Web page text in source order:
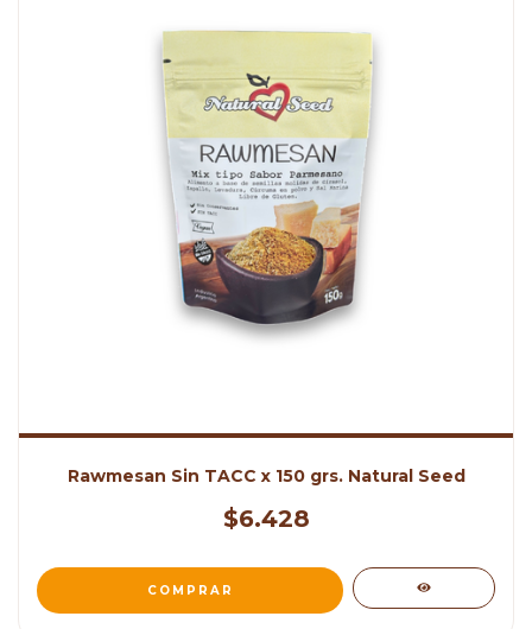
Rawmesan Sin TACC x 150 grs. Natural Seed
$6.428